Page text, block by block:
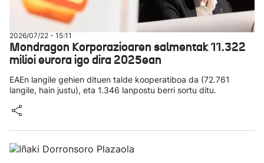
2026/07/22 - 15:11
Mondragon Korporazioaren salmentak 11.322
milioi eurora igo dira 2025ean
EAEn langile gehien dituen talde kooperatiboa da (72.761
langile, hain justu), eta 1.346 lanpostu berri sortu ditu.